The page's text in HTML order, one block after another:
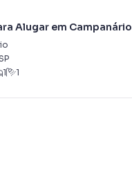
Alugar em Campanário
1 1